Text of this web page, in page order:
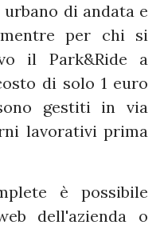
di andata e
per chi si
il Park&Ride a
di solo 1 euro
gestiti in via
lavorativi prima
è possibile
dell'azienda o